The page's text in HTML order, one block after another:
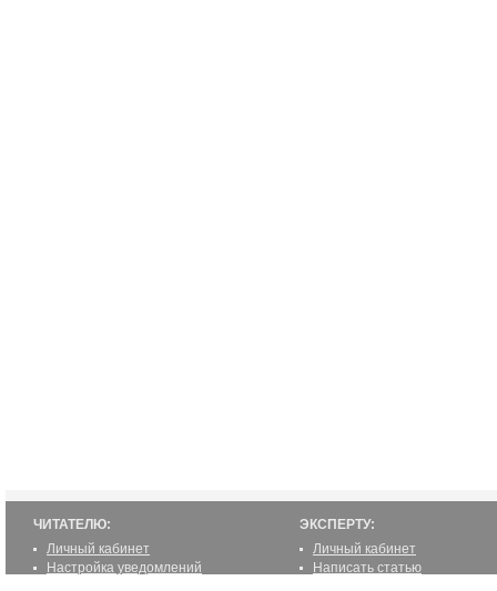
ЧИТАТЕЛЮ:
Личный кабинет
Настройка уведомлений
ЭКСПЕРТУ:
Личный кабинет
Написать статью